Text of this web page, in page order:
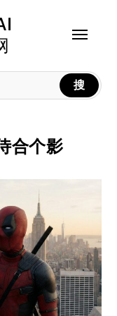
搜
Toggle
合个影